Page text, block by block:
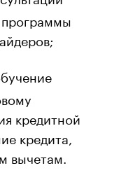
программы
кредитной
кредита,
вычетам.